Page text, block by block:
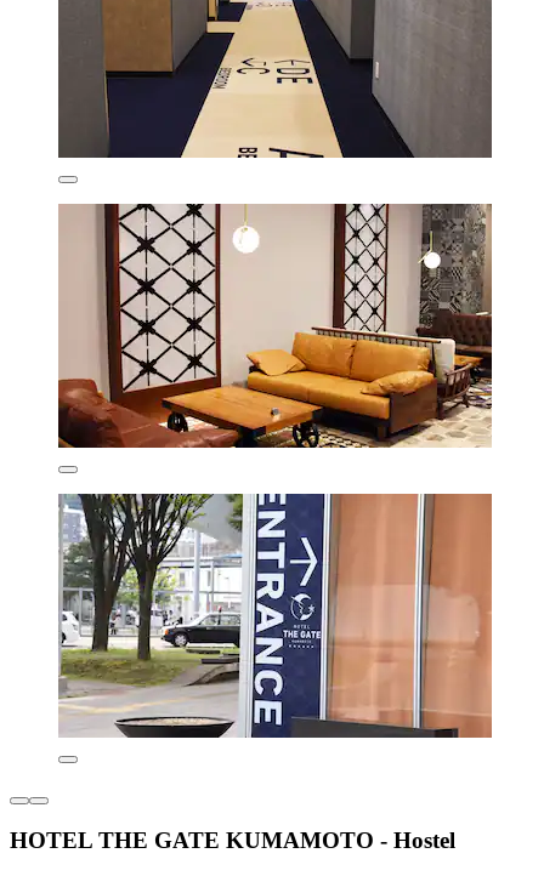
HOTEL THE GATE KUMAMOTO - Hostel